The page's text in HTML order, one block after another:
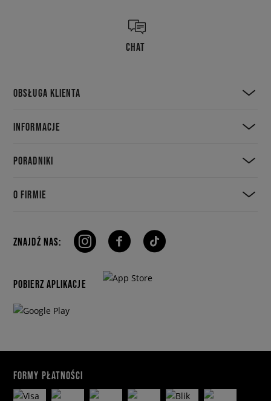
CHAT
OBSŁUGA KLIENTA
INFORMACJE
PORADNIKI
O FIRMIE
ZNAJDŹ NAS:
POBIERZ APLIKACJE
FORMY PŁATNOŚCI